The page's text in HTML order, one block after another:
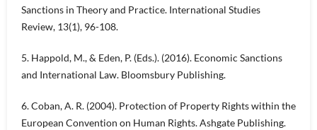
Sanctions in Theory and Practice. International Studies
Review, 13(1), 96-108.
5. Happold, M., & Eden, P. (Eds.). (2016). Economic Sanctions
and International Law. Bloomsbury Publishing.
6. Coban, A. R. (2004). Protection of Property Rights within the
European Convention on Human Rights. Ashgate Publishing.